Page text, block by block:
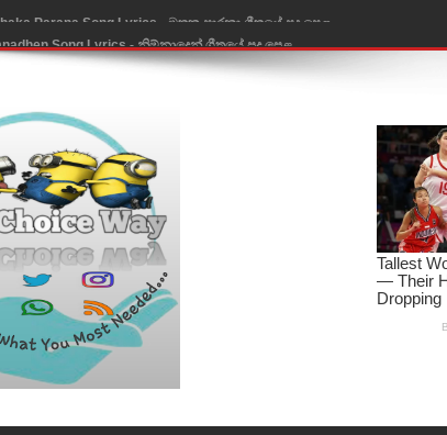
Song Lyrics - නිම්නාදෙන් ගීතයේ පද පෙළ
Mage Adare Song Lyrics - ඔබමයි මගේ ආදරේ ගීතයේ පද පෙළ
Gihin Song Lyrics - පන්සල් ගිහිං ගීතයේ පද පෙළ
Song Lyrics - අංකෙළිය ගීතයේ පද පෙළ
GOD Song Lyrics - ඩියර් ගෝඩ් ගීතයේ පද පෙළ
KATHA Song Lyrics - මනමාල කතා ගීතයේ පද පෙළ
Lyrics - Shakira, Burna Boy | 2026 football world cup song lyrics
Amma Song Lyrics - ලස්සන අම්මා ගීතයේ පද පෙළ
Deela Song Lyrics - ගේමක් දීලා ගීතයේ පද පෙළ